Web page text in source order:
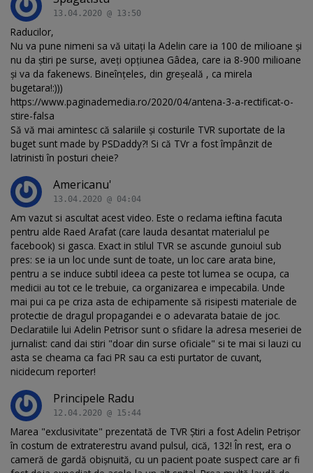
13.04.2020 @ 13:50
Raducilor,
Nu va pune nimeni sa vă uitați la Adelin care ia 100 de milioane și
nu da știri pe surse, aveți opțiunea Gâdea, care ia 8-900 milioane
și va da fakenews. Bineînțeles, din greșeală , ca mirela
bugetara!:)))
https://www.paginademedia.ro/2020/04/antena-3-a-rectificat-o-
stire-falsa
Să vă mai amintesc că salariile și costurile TVR suportate de la
buget sunt made by PSDaddy?! Si că TVr a fost împânzit de
latrinisti în posturi cheie?
Americanu'
13.04.2020 @ 04:04
Am vazut si ascultat acest video. Este o reclama ieftina facuta
pentru alde Raed Arafat (care lauda desantat materialul pe
facebook) si gasca. Exact in stilul TVR se ascunde gunoiul sub
pres: se ia un loc unde sunt de toate, un loc care arata bine,
pentru a se induce subtil ideea ca peste tot lumea se ocupa, ca
medicii au tot ce le trebuie, ca organizarea e impecabila. Unde
mai pui ca pe criza asta de echipamente să risipesti materiale de
protectie de dragul propagandei e o adevarata bataie de joc.
Declaratiile lui Adelin Petrisor sunt o sfidare la adresa meseriei de
jurnalist: cand dai stiri "doar din surse oficiale" si te mai si lauzi cu
asta se cheama ca faci PR sau ca esti purtator de cuvant,
nicidecum reporter!
Principele Radu
12.04.2020 @ 15:44
Marea "exclusivitate" prezentată de TVR Știri a fost Adelin Petrișor
în costum de extraterestru avand pulsul, cică, 132! În rest, era o
cameră de gardă obișnuită, cu un pacient poate suspect care ar fi